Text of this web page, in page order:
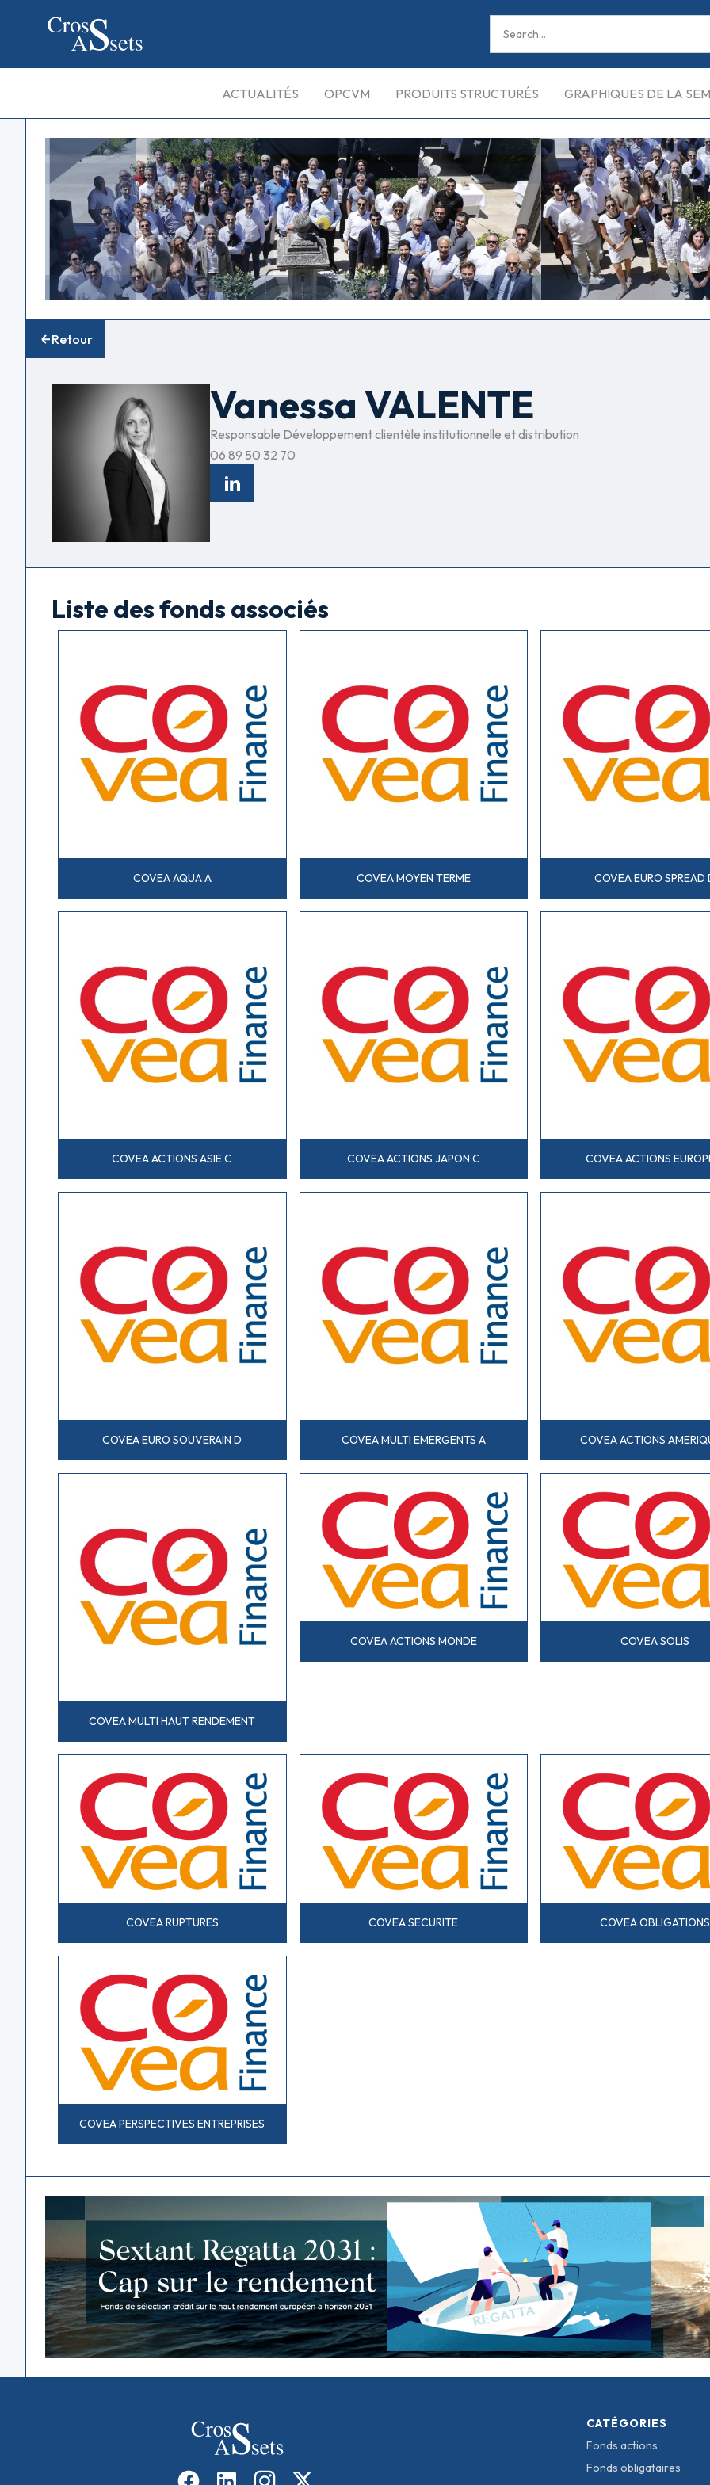
ACTUALITÉS OPCVM PRODUITS STRUCTURÉS GRAPHIQUES DE LA
Retour
Vanessa VALENTE
Responsable Développement clientèle institutionnelle et distribution
06 89 50 32 70
Liste des fonds associés
COVEA AQUA A COVEA MOYEN TERME COVEA EURO SPREAD
COVEA ACTIONS ASIE C COVEA ACTIONS JAPON C COVEA ACTIONS
COVEA EURO SOUVERAIN D COVEA MULTI EMERGENTS A COVEA ACTIONS
COVEA MULTI HAUT RENDEMENT
COVEA ACTIONS MONDE COVEA SOLIS
COVEA RUPTURES COVEA SECURITE COVEA OBLIGATIONS
COVEA PERSPECTIVES ENTREPRISES
CATÉGORIES
Fonds actions
Fonds obligataires